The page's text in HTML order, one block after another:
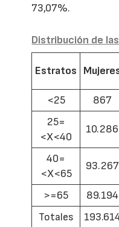
73,07%.
Distribución de
Estratos
<25
867
25=
<X<40
10.286
40=
<X<65
93.267
>=65 89.194
Totales